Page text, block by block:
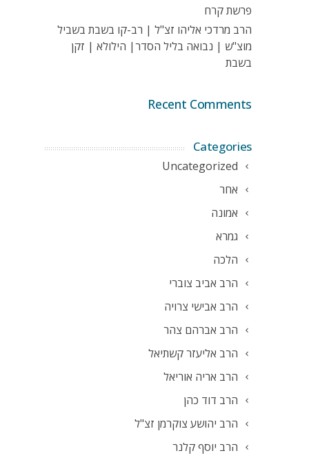
פרשת קרח
הרב מרדכי אליהו זצ"ל | רב-קו בשבת בשביל
מוצ"ש | נבואה בליל הסדר| הילולא | זקן
בשבת
Recent Comments
Categories
Uncategorized
אחר
אמונה
גמרא
הלכה
הרב אביב צוברי
הרב אבישי צרויה
הרב אברהם צהר
הרב אליעזר קשתיאל
הרב אריה אוריאל
הרב דוד כהן
הרב יהושע צוקרמן זצ"ל
הרב יוסף קלנר